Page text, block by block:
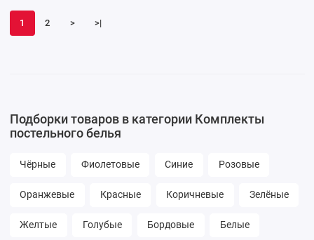
Узор Ecotex
1 2 > >|
Подборки товаров в категории Комплекты
постельного белья
Чёрные Фиолетовые Синие Розовые
Оранжевые Красные Коричневые Зелёные
Желтые Голубые Бордовые Белые